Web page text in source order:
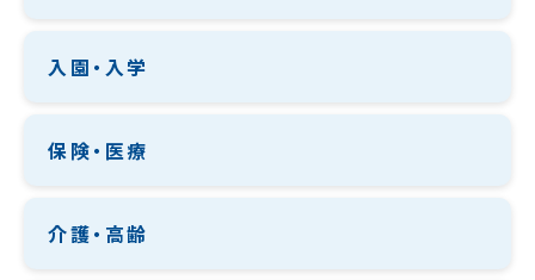
入園・入学
保険・医療
介護・高齢